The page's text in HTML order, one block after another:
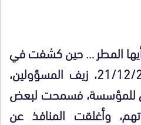
المطر … حين كشفت في
صباح يوم السبت 21/12/2013، زيف المسؤولين،
للمؤسسة، فسمحت لبعض
وأغلقت المنافذ عن